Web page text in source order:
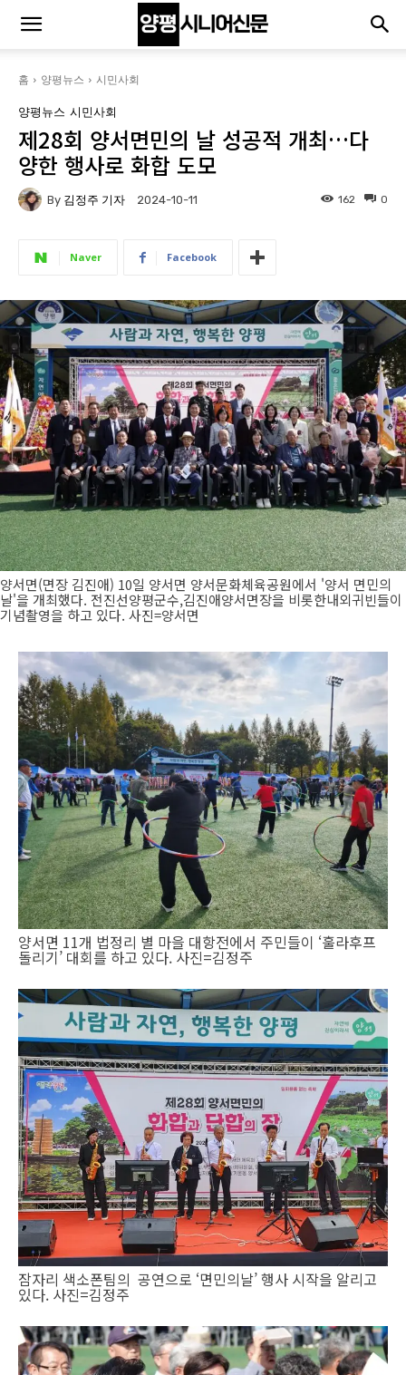
홈 양평뉴스 시민사회
양평뉴스 시민사회
제28회 양서면민의 날 성공적 개최…다
양한 행사로 화합 도모
By 김정주 기자 2024-10-11 0
162
Naver Facebook
양서면(면장 김진애) 10일 양서면 양서문화체육공원에서 '양서 면민의
날'을 개최했다. 전진선양평군수,김진애양서면장을 비롯한내외귀빈들이
기념촬영을 하고 있다. 사진=양서면
양서면 11개 법정리 별 마을 대항전에서 주민들이 ‘훌라후프
돌리기’ 대회를 하고 있다. 사진=김정주
잠자리 색소폰팀의 공연으로 ‘면민의날’ 행사 시작을 알리고
있다. 사진=김정주